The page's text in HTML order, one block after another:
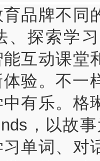
品牌不同
、探索学
互动课堂
体验。不一
有乐。格
，以故
单词、对